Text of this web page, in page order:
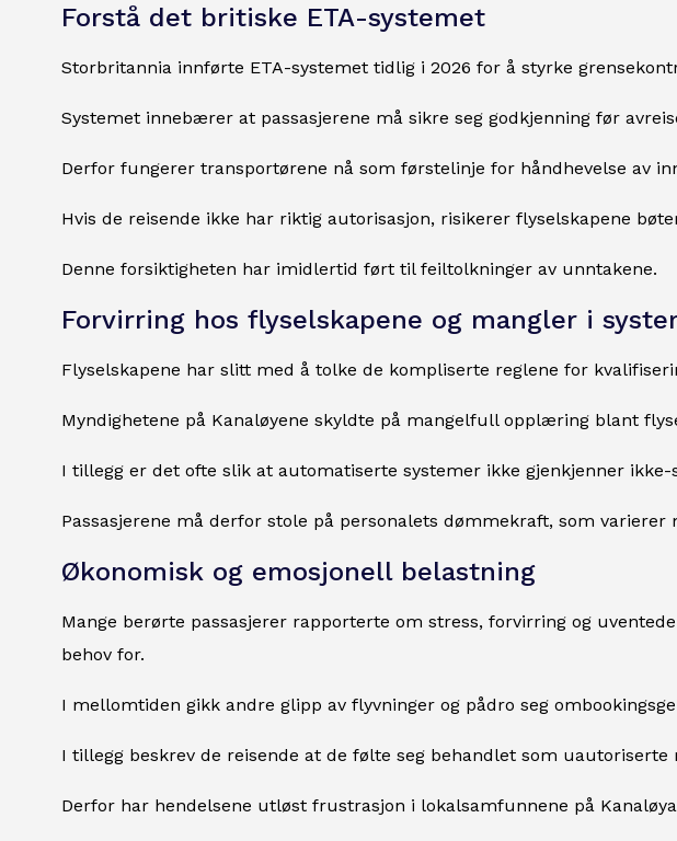
Forstå det britiske ETA-systemet
Storbritannia innførte ETA-systemet tidlig i 2026 for å styrke
Systemet innebærer at passasjerene må sikre seg godkjenning før
Derfor fungerer transportørene nå som førstelinje for håndhevelse av
Hvis de reisende ikke har riktig autorisasjon, risikerer flyselskapene
Denne forsiktigheten har imidlertid ført til feiltolkninger av unntakene.
Forvirring hos flyselskapene og mangler i
Flyselskapene har slitt med å tolke de kompliserte reglene for
Myndighetene på Kanaløyene skyldte på mangelfull opplæring blant
I tillegg er det ofte slik at automatiserte systemer ikke gjenkjenner
Passasjerene må derfor stole på personalets dømmekraft, som varierer
Økonomisk og emosjonell belastning
Mange berørte passasjerer rapporterte om stress, forvirring og
behov for.
I mellomtiden gikk andre glipp av flyvninger og pådro seg
I tillegg beskrev de reisende at de følte seg behandlet som uautoriserte
Derfor har hendelsene utløst frustrasjon i lokalsamfunnene på